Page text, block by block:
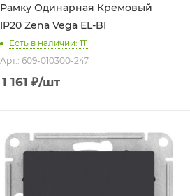
Рамку Одинарная Кремовый
IP20 Zena Vega EL-BI
Есть в наличии: 111
Арт.: 609-010300-247
1 161 ₽/шт